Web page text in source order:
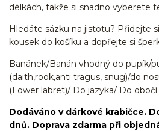
délkách, takže si snadno vyberete
Hledáte sázku na jistotu? Přidejte
kousek do košíku a dopřejte si
Banánek/Banán vhodný do pupík/
(daith,rook,anti tragus, snug)/do
(Lower labret)/ Do jazyka/ Do obočí
Dodáváno v dárkové krabičce.
dnů. Doprava zdarma při